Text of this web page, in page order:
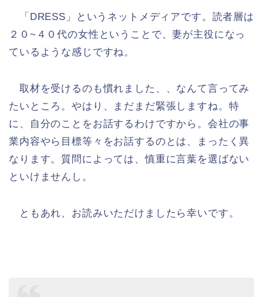
「DRESS」というネットメディアです。読者層は
２０~４０代の女性ということで、妻が主役になっ
ているような感じですね。
取材を受けるのも慣れました、、なんて言ってみ
たいところ。やはり、まだまだ緊張しますね。特
に、自分のことをお話するわけですから。会社の事
業内容やら目標等々をお話するのとは、まったく異
なります。質問によっては、慎重に言葉を選ばない
といけませんし。
ともあれ、お読みいただけましたら幸いです。